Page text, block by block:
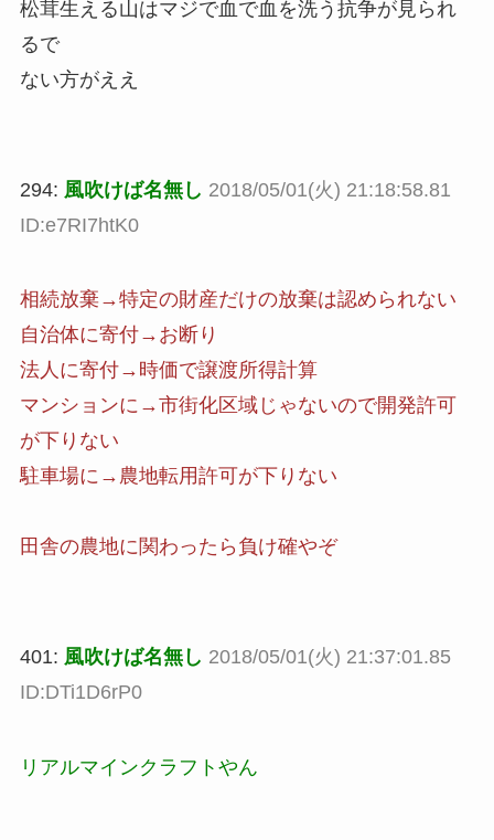
松茸生える山はマジで血で血を洗う抗争が見られ
るで
ない方がええ
294: 風吹けば名無し 2018/05/01(火) 21:18:58.81
ID:e7RI7htK0
相続放棄→特定の財産だけの放棄は認められない
自治体に寄付→お断り
法人に寄付→時価で譲渡所得計算
マンションに→市街化区域じゃないので開発許可
が下りない
駐車場に→農地転用許可が下りない
田舎の農地に関わったら負け確やぞ
401: 風吹けば名無し 2018/05/01(火) 21:37:01.85
ID:DTi1D6rP0
リアルマインクラフトやん